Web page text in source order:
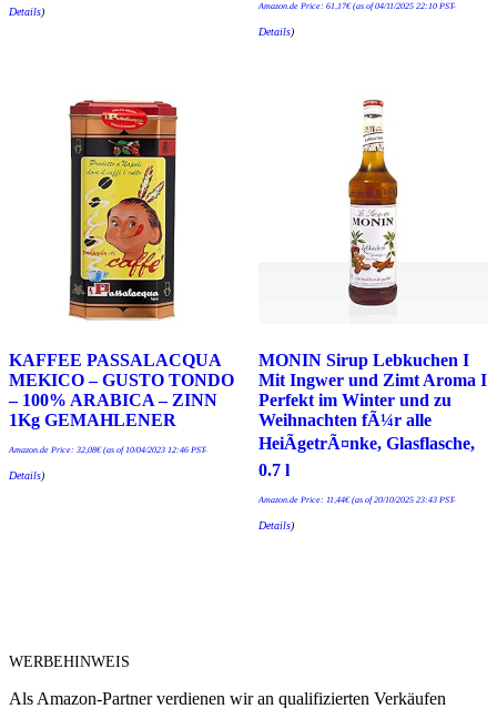
Details)
Amazon.de Price: 61,17€(as of 04/11/2025 22:10 PST-
Details)
KAFFEE PASSALACQUA
MEKICO – GUSTO TONDO
– 100% ARABICA – ZINN
1Kg GEMAHLENER
Amazon.de Price: 32,08€(as of 10/04/2023 12:46 PST-
Details)
MONIN Sirup Lebkuchen I
Mit Ingwer und Zimt Aroma I
Perfekt im Winter und zu
Weihnachten fÃ¼r alle
HeiÃgetrÃ¤nke, Glasflasche,
0.7 l
Amazon.de Price: 11,44€(as of 20/10/2025 23:43 PST-
Details)
WERBEHINWEIS
Als Amazon-Partner verdienen wir an qualifizierten Verkäufen